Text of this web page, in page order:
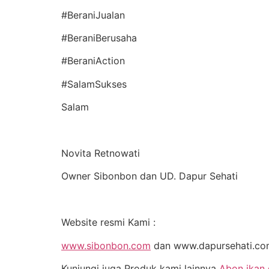
#BeraniJualan
#BeraniBerusaha
#BeraniAction
#SalamSukses
Salam
Novita Retnowati
Owner Sibonbon dan UD. Dapur Sehati
Website resmi Kami :
www.sibonbon.com dan